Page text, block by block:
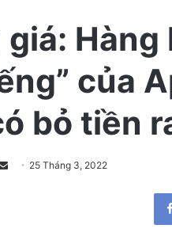
Hàng
của
bỏ tiền
25 Tháng 3, 2022